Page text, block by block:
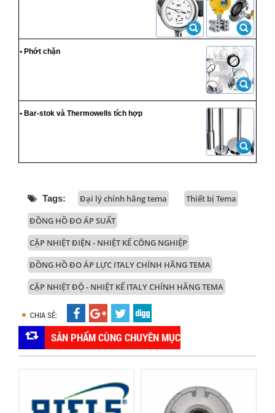
• Phớt chặn
• Bar-stok và Thermowells tích hợp
Tags: Đại lý chính hãng tema
Thiết bị Tema
ĐỒNG HỒ ĐO ÁP SUẤT
CẶP NHIỆT ĐIỆN - NHIỆT KẾ CÔNG NGHIỆP
ĐỒNG HỒ ĐO ÁP LỰC ITALY CHÍNH HÃNG TEMA
CẶP NHIỆT ĐỘ - NHIỆT KẾ ITALY CHÍNH HÃNG TEMA
CHIA SẺ:
SẢN PHẨM CÙNG CHUYÊN MỤC